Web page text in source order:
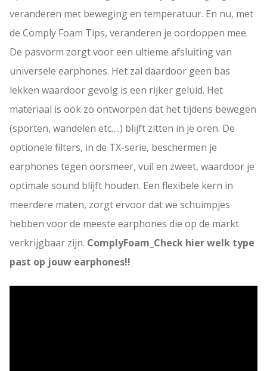
veranderen met beweging en temperatuur. En nu, met
de Comply Foam Tips, veranderen je oordoppen mee.
De pasvorm zorgt voor een ultieme afsluiting van
universele earphones. Het zal daardoor geen bas
lekken waardoor gevolg is een rijker geluid. Het
materiaal is ook zo ontworpen dat het tijdens bewegen
(sporten, wandelen etc….) blijft zitten in je oren. De
optionele filters, in de TX-serie, beschermen je
earphones tegen oorsmeer, vuil en zweet, waardoor je
optimale sound blijft houden. Een flexibele kern in
meerdere maten, zorgt ervoor dat we schuimpjes
hebben voor de meeste earphones die op de markt
verkrijgbaar zijn. ComplyFoam_Check hier welk type
past op jouw earphones!!